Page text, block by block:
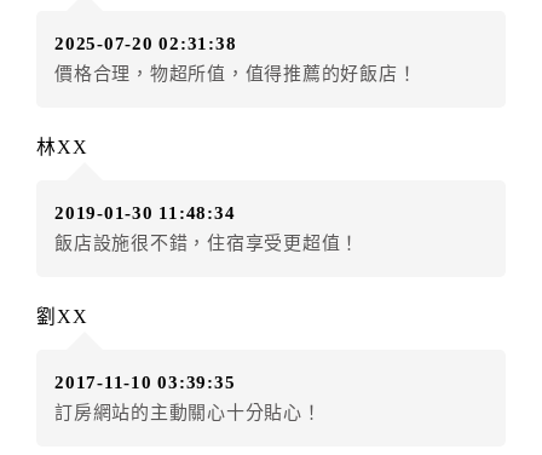
房者不得要求退其差額。（限原訂飯店）
額3個月
．訂房者使用「保留住宿金額」時，請注意！為避免飯
店客滿，敬請及早計畫，如逾時未提出申辦，視同無條
．每筆訂單異動限定乙次，限原訂飯店，異動完成後不
訂房者應補足差額。 限原訂飯店
2025-07-20 02:31:38
價格合理，物超所值，值得推薦的好飯店！
林XX
2019-01-30 11:48:34
飯店設施很不錯，住宿享受更超值！
劉XX
2017-11-10 03:39:35
訂房網站的主動關心十分貼心！